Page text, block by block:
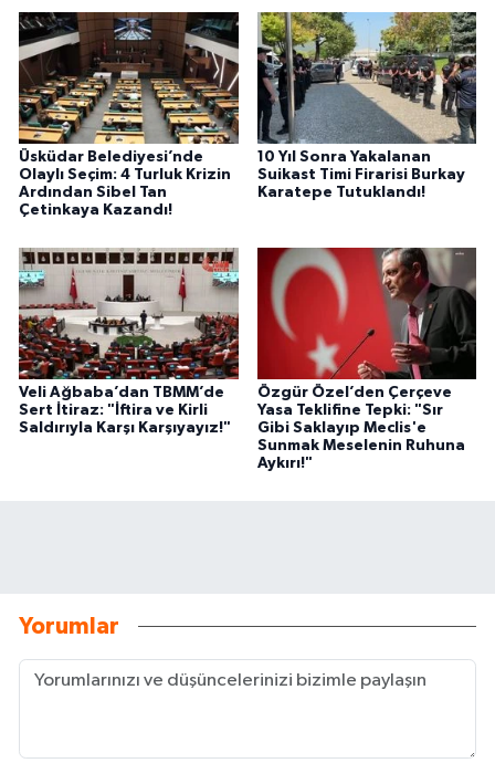
Üsküdar Belediyesi’nde
Olaylı Seçim: 4 Turluk Krizin
Ardından Sibel Tan
Çetinkaya Kazandı!
10 Yıl Sonra Yakalanan
Suikast Timi Firarisi Burkay
Karatepe Tutuklandı!
Veli Ağbaba’dan TBMM’de
Sert İtiraz: "İftira ve Kirli
Saldırıyla Karşı Karşıyayız!"
Özgür Özel’den Çerçeve
Yasa Teklifine Tepki: "Sır
Gibi Saklayıp Meclis'e
Sunmak Meselenin Ruhuna
Aykırı!"
Yorumlar